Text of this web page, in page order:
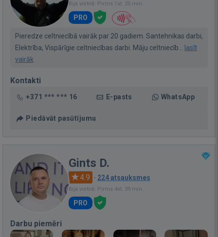
Bija vietnē: Pirms 1st. 25 min.
PRO
Pieredze celtniecībā vairāk par 20 gadiem. Santehnikas darbi,
Elektrība, Vispārīgie celtniecības darbi. Māju celtniecīb...
lasīt
vairāk
Kontakti
+371 *** *** 16 E-pasts WhatsApp
Piedāvāt pasūtījumu
Gints D.
4.9 · 224 atsauksmes
Bija vietnē: Pirms 4st. 39 min.
PRO
Darbu piemēri